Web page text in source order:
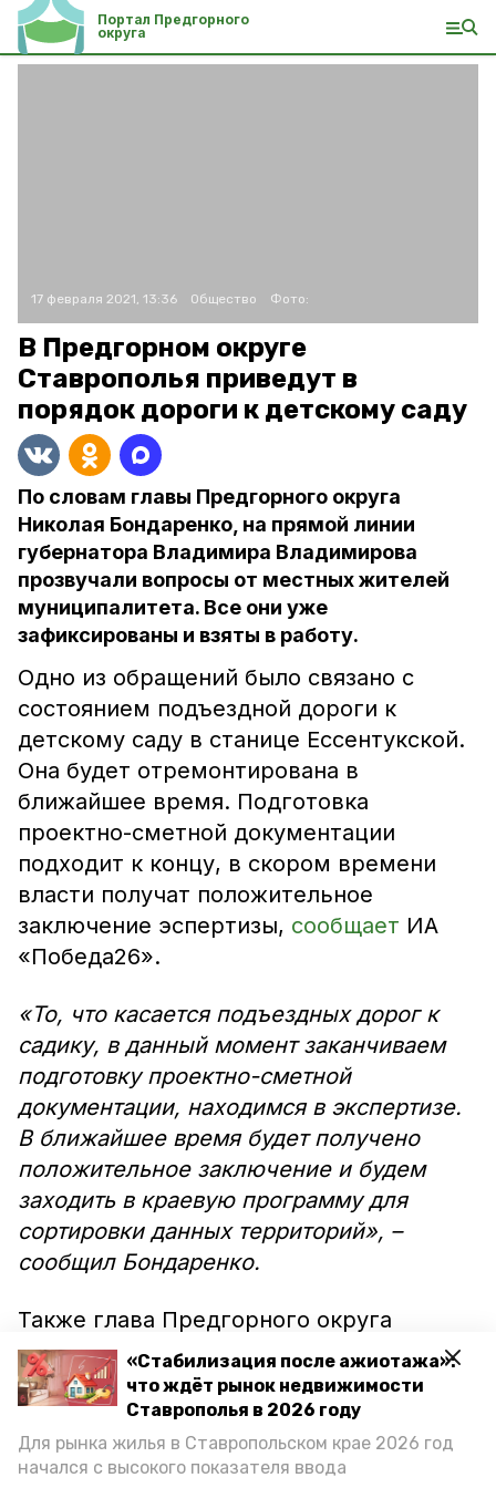
«Стабилизация после ажиотажа»:
что ждёт рынок недвижимости
Ставрополья в 2026 году
Для рынка жилья в Ставропольском крае 2026 год
начался с высокого показателя ввода
Портал Предгорного
округа
17 февраля 2021, 13:36 Общество Фото:
В Предгорном округе
Ставрополья приведут в
порядок дороги к детскому саду
По словам главы Предгорного округа
Николая Бондаренко, на прямой линии
губернатора Владимира Владимирова
прозвучали вопросы от местных жителей
муниципалитета. Все они уже
зафиксированы и взяты в работу.
Одно из обращений было связано с
состоянием подъездной дороги к
детскому саду в станице Ессентукской.
Она будет отремонтирована в
ближайшее время. Подготовка
проектно-сметной документации
подходит к концу, в скором времени
власти получат положительное
заключение эспертизы, сообщает ИА
«Победа26».
«То, что касается подъездных дорог к
садику, в данный момент заканчиваем
подготовку проектно-сметной
документации, находимся в экспертизе.
В ближайшее время будет получено
положительное заключение и будем
заходить в краевую программу для
сортировки данных территорий», –
сообщил Бондаренко.
Также глава Предгорного округа
отметил, что губернатор Владимиров
поручил поставить на кадастровый учёт
и зарегистрировать дороги
муниципалитета.